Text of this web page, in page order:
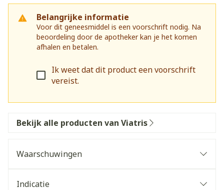
Belangrijke informatie
Voor dit geneesmiddel is een voorschrift nodig. Na
beoordeling door de apotheker kan je het komen
afhalen en betalen.
Ik weet dat dit product een voorschrift
vereist.
Bekijk alle producten van Viatris
Waarschuwingen
Indicatie